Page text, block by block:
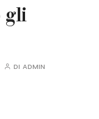
gli
DI ADMIN